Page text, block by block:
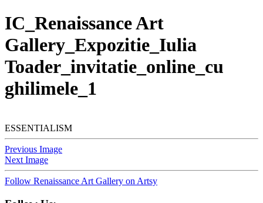
IC_Renaissance Art
Gallery_Expozitie_Iulia
Toader_invitatie_online_cu
ghilimele_1
ESSENTIALISM
Previous Image
Next Image
Follow Renaissance Art Gallery on Artsy